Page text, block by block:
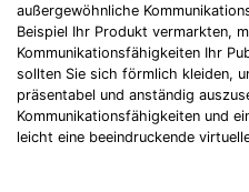
außergewöhnliche
Beispiel Ihr Produkt vermarkten,
Kommunikationsfähigkeiten Ihr
sollten Sie sich förmlich kleiden,
präsentabel und anständig
Kommunikationsfähigkeiten und
leicht eine beeindruckende